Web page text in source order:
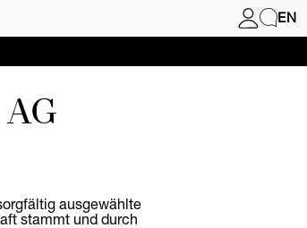
EN
ausgewählte
stammt und durch